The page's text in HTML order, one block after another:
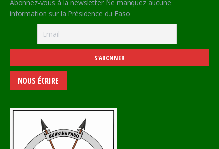
Abonnez-vous à la newsletter Ne manquez aucune
information sur la Présidence du Faso
NOUS ÉCRIRE